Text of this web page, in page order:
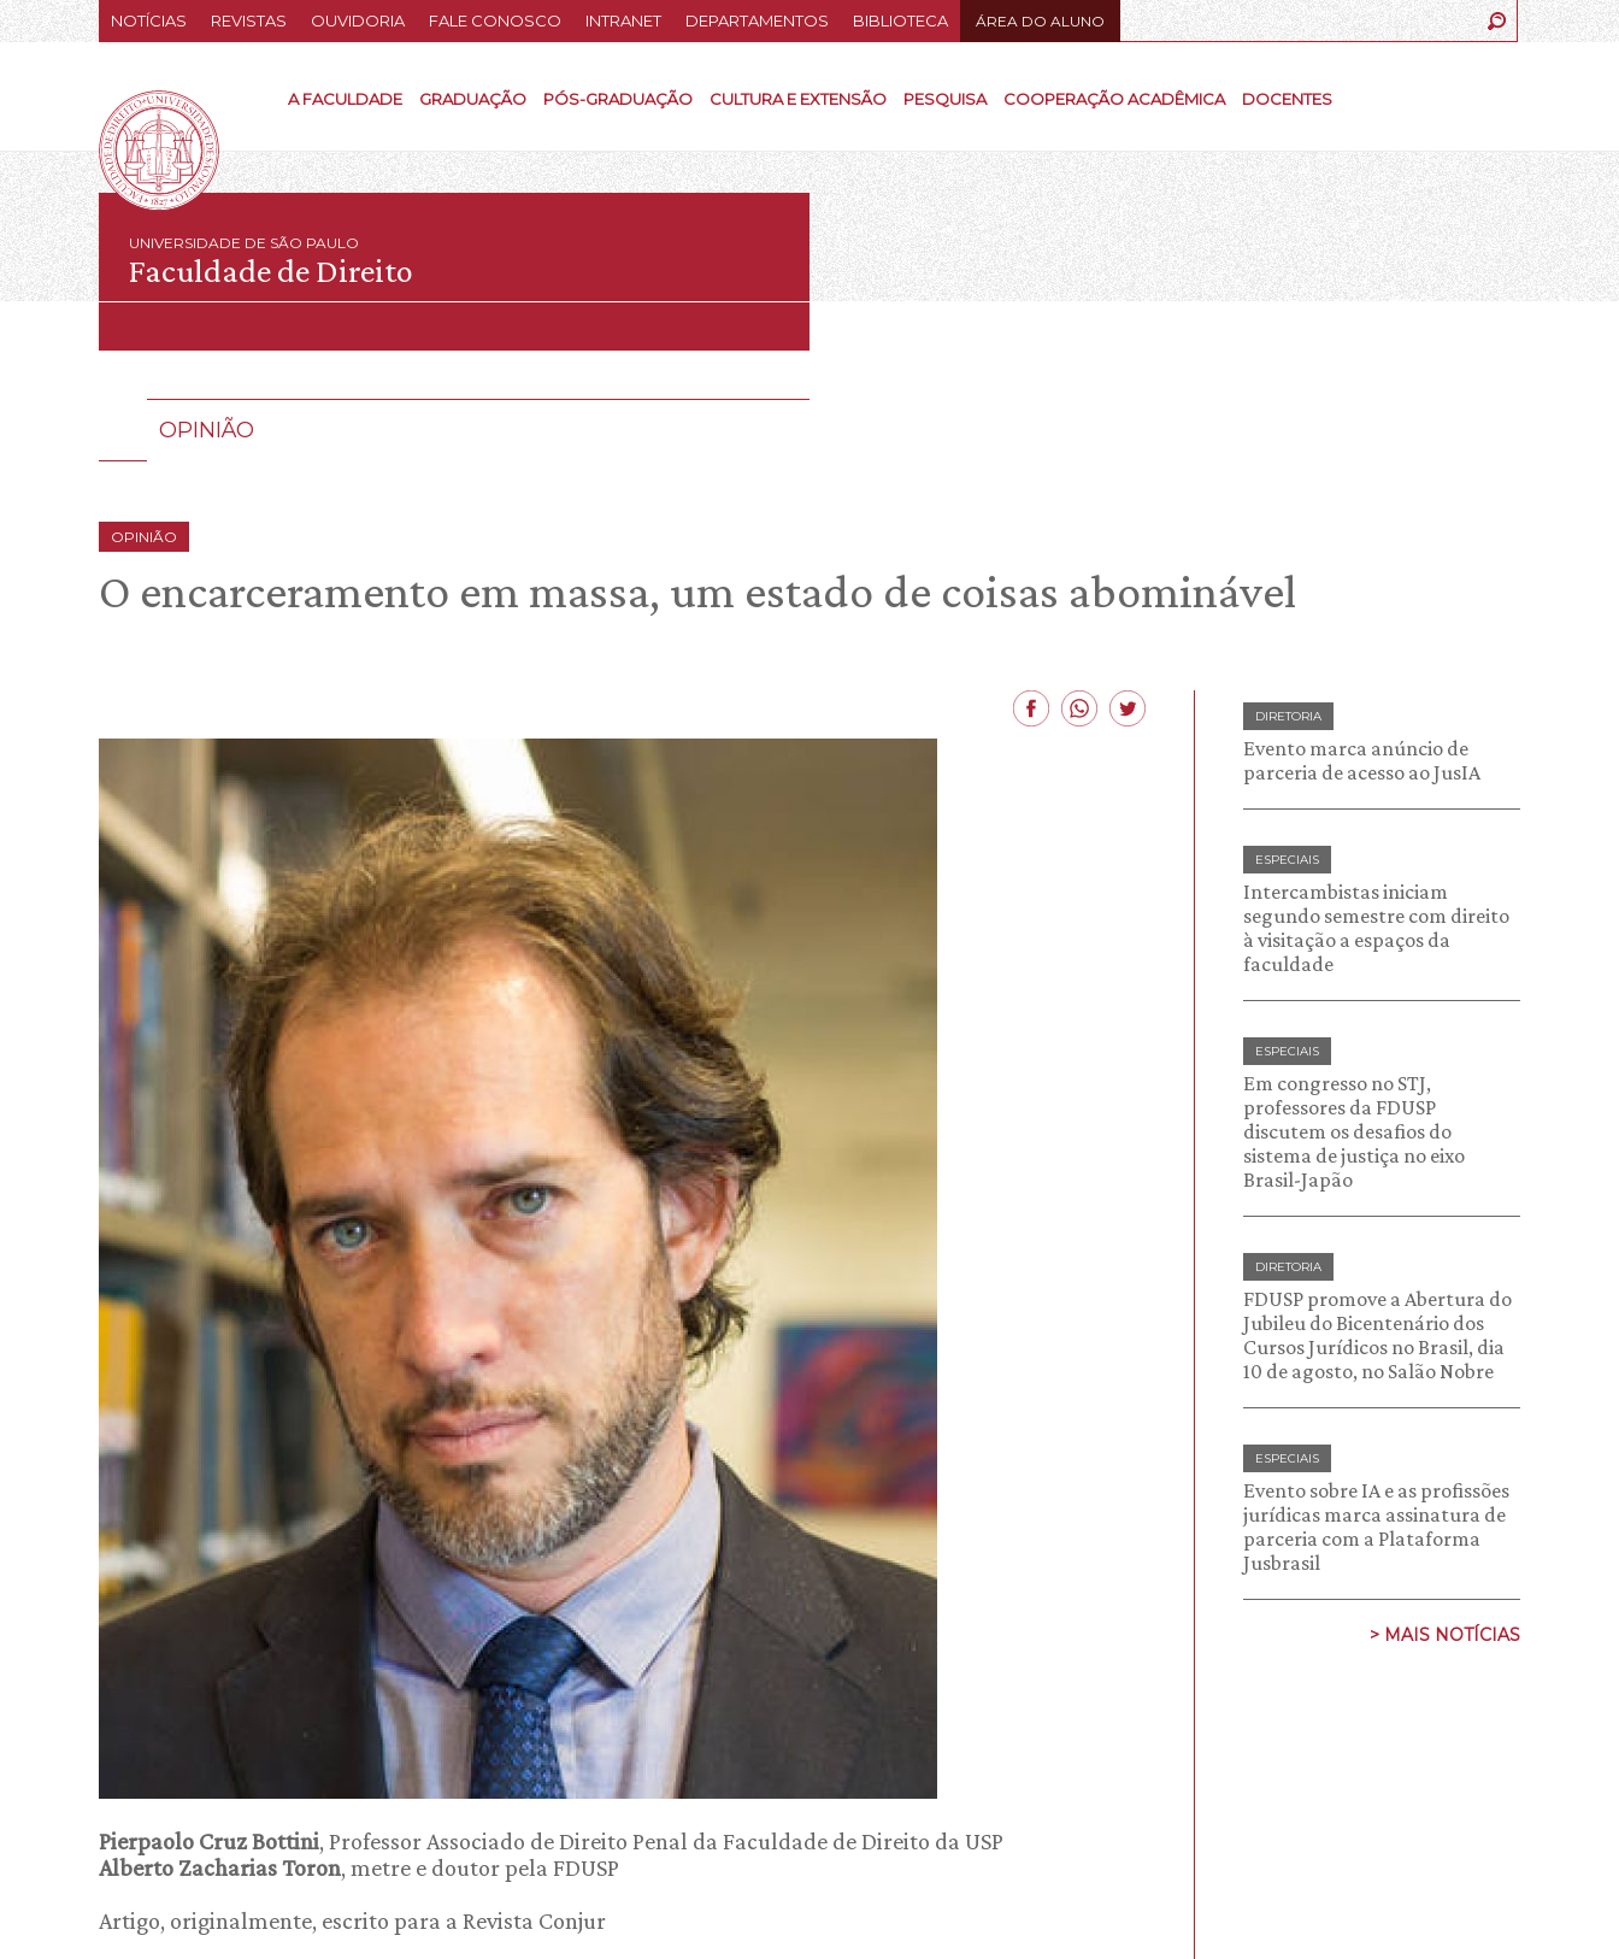
NOTÍCIAS REVISTAS OUVIDORIA FALE CONOSCO INTRANET DEPARTAMENTOS BIBLIOTECA ÁREA DO ALUNO
A FACULDADE GRADUAÇÃO PÓS-GRADUAÇÃO CULTURA E EXTENSÃO PESQUISA COOPERAÇÃO ACADÊMICA DOCENTES
UNIVERSIDADE DE SÃO PAULO
Faculdade de Direito
OPINIÃO
OPINIÃO
O encarceramento em massa, um estado de coisas abominável
Pierpaolo Cruz Bottini, Professor Associado de Direito Penal da Faculdade de Direito da USP
Alberto Zacharias Toron, metre e doutor pela FDUSP
Artigo, originalmente, escrito para a Revista Conjur
DIRETORIA
Evento marca anúncio de
parceria de acesso ao JusIA
ESPECIAIS
Intercambistas iniciam
segundo semestre com direito
à visitação a espaços da
faculdade
ESPECIAIS
Em congresso no STJ,
professores da FDUSP
discutem os desafios do
sistema de justiça no eixo
Brasil-Japão
DIRETORIA
FDUSP promove a Abertura do
Jubileu do Bicentenário dos
Cursos Jurídicos no Brasil, dia
10 de agosto, no Salão Nobre
ESPECIAIS
Evento sobre IA e as profissões
jurídicas marca assinatura de
parceria com a Plataforma
Jusbrasil
> MAIS NOTÍCIAS